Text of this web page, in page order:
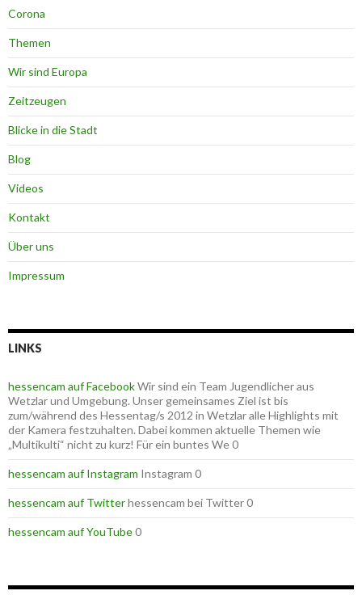
Corona
Themen
Wir sind Europa
Zeitzeugen
Blicke in die Stadt
Blog
Videos
Kontakt
Über uns
Impressum
LINKS
hessencam auf FacebookWir sind ein Team Jugendlicher aus
Wetzlar und Umgebung. Unser gemeinsames Ziel ist bis
zum/während des Hessentag/s 2012 in Wetzlar alle Highlights mit
der Kamera festzuhalten. Dabei kommen aktuelle Themen wie
„Multikulti“ nicht zu kurz! Für ein buntes We 0
hessencam auf Instagram Instagram 0
hessencam auf Twitterhessencam bei Twitter 0
hessencam auf YouTube0